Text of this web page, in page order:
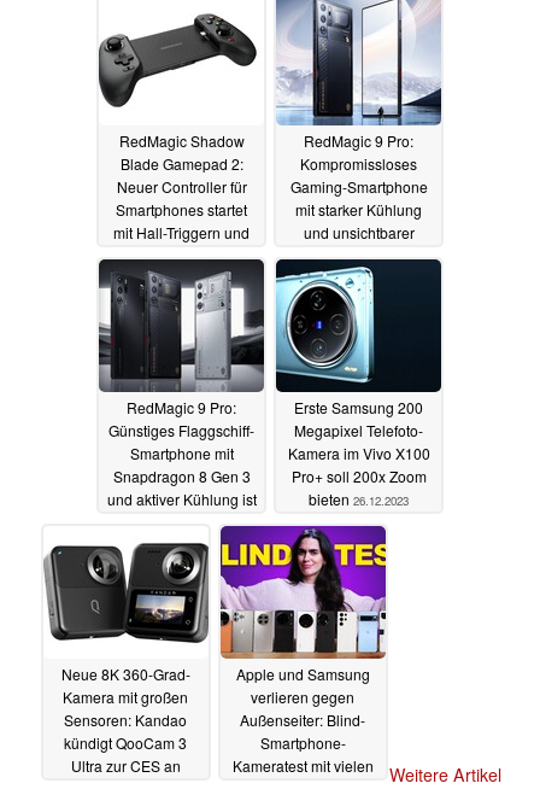
25.01.2024
RedMagic Shadow
Blade Gamepad 2:
Neuer Controller für
Smartphones startet
mit Hall-Triggern und
ergonomischen Design
21.01.2024
RedMagic 9 Pro:
Kompromissloses
Gaming-Smartphone
mit starker Kühlung
und unsichtbarer
Frontkamera startet
günstig03.01.2024
RedMagic 9 Pro:
Günstiges Flaggschiff-
Smartphone mit
Snapdragon 8 Gen 3
und aktiver Kühlung ist
vorbestellbar27.12.2023
Erste Samsung 200
Megapixel Telefoto-
Kamera im Vivo X100
Pro+ soll 200x Zoom
bieten 26.12.2023
Neue 8K 360-Grad-
Kamera mit großen
Sensoren: Kandao
kündigt QooCam 3
Ultra zur CES an
Apple und Samsung
verlieren gegen
Außenseiter: Blind-
Smartphone-
Kameratest mit vielen
Weitere Artikel